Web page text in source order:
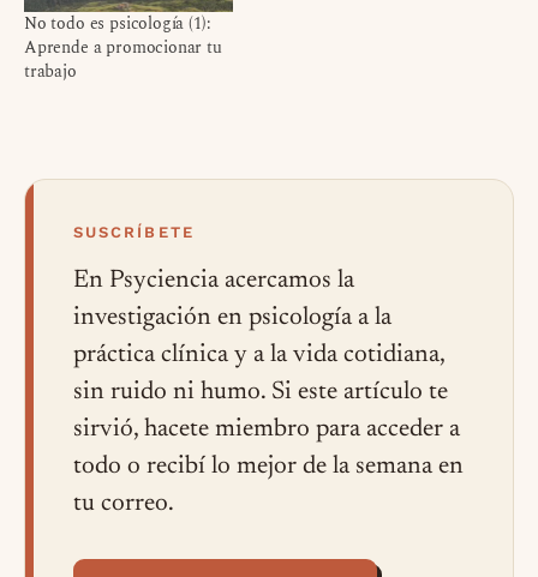
No todo es psicología (1):
Aprende a promocionar tu
trabajo
SUSCRÍBETE
En Psyciencia acercamos la
investigación en psicología a la
práctica clínica y a la vida cotidiana,
sin ruido ni humo. Si este artículo te
sirvió, hacete miembro para acceder a
todo o recibí lo mejor de la semana en
tu correo.